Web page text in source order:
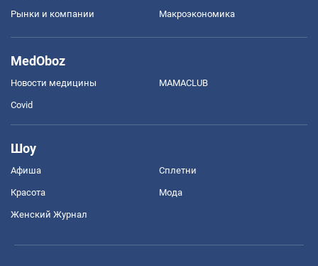
Рынки и компании Mакроэкономика
MedOboz
Новости медицины MAMACLUB
Covid
Шоу
Афиша Сплетни
Красота Мода
Женский Журнал